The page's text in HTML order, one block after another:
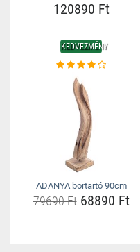
120890 Ft
KEDVEZMÉNY
ADANYA bortartó 90cm
79690 Ft68890 Ft